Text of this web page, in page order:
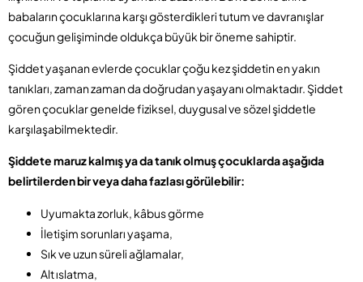
babaların çocuklarına karşı gösterdikleri tutum ve davranışlar
çocuğun gelişiminde oldukça büyük bir öneme sahiptir.
Şiddet yaşanan evlerde çocuklar çoğu kez şiddetin en yakın
tanıkları, zaman zaman da doğrudan yaşayanı olmaktadır. Şiddet
gören çocuklar genelde fiziksel, duygusal ve sözel şiddetle
karşılaşabilmektedir.
Şiddete maruz kalmış ya da tanık olmuş çocuklarda aşağıda
belirtilerden bir veya daha fazlası görülebilir:
Uyumakta zorluk, kâbus görme
İletişim sorunları yaşama,
Sık ve uzun süreli ağlamalar,
Alt ıslatma,